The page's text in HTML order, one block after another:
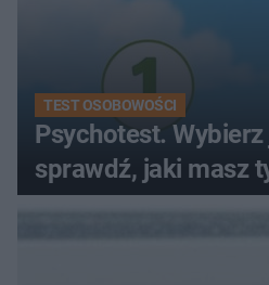
TEST OSOBOWOŚCI
Psychotest.
sprawdź, jaki masz